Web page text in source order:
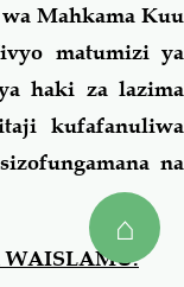
⌂
Mahkama Kuu
matumizi ya
haki za lazima
kufafanuliwa
na
WAISLAMU.